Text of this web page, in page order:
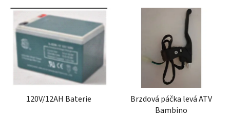
V
120V/12AH Baterie
Brzdová páčka levá ATV
Bambino